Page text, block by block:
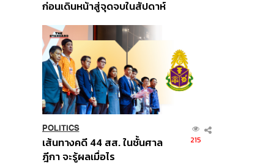
ก่อนเดินหน้าสู่จุดจบในสัปดาห์
POLITICS
เส้นทางคดี 44 สส. ในชั้นศาล
ฎีกา จะรู้ผลเมื่อไร
215